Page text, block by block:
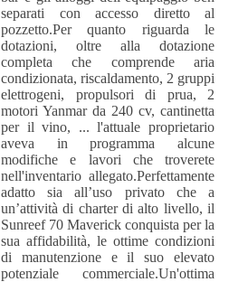
separati con accesso diretto al
pozzetto.Per quanto riguarda le
dotazioni, oltre alla dotazione
completa che comprende aria
condizionata, riscaldamento, 2 gruppi
elettrogeni, propulsori di prua, 2
motori Yanmar da 240 cv, cantinetta
per il vino, ... l'attuale proprietario
aveva in programma alcune
modifiche e lavori che troverete
nell'inventario allegato.Perfettamente
adatto sia all’uso privato che a
un’attività di charter di alto livello, il
Sunreef 70 Maverick conquista per la
sua affidabilità, le ottime condizioni
di manutenzione e il suo elevato
potenziale commerciale.Un'ottima